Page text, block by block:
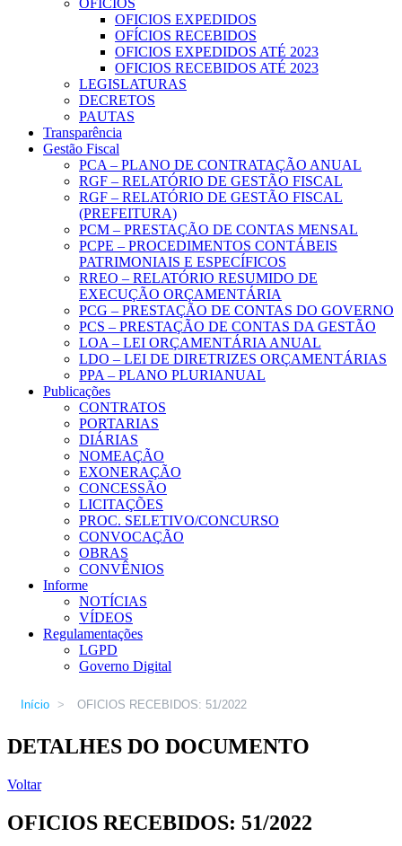
OFICIOS
OFICIOS EXPEDIDOS
OFÍCIOS RECEBIDOS
OFICIOS EXPEDIDOS ATÉ 2023
OFICIOS RECEBIDOS ATÉ 2023
LEGISLATURAS
DECRETOS
PAUTAS
Transparência
Gestão Fiscal
PCA – PLANO DE CONTRATAÇÃO ANUAL
RGF – RELATÓRIO DE GESTÃO FISCAL
RGF – RELATÓRIO DE GESTÃO FISCAL
(PREFEITURA)
PCM – PRESTAÇÃO DE CONTAS MENSAL
PCPE – PROCEDIMENTOS CONTÁBEIS
PATRIMONIAIS E ESPECÍFICOS
RREO – RELATÓRIO RESUMIDO DE
EXECUÇÃO ORÇAMENTÁRIA
PCG – PRESTAÇÃO DE CONTAS DO GOVERNO
PCS – PRESTAÇÃO DE CONTAS DA GESTÃO
LOA – LEI ORÇAMENTÁRIA ANUAL
LDO – LEI DE DIRETRIZES ORÇAMENTÁRIAS
PPA – PLANO PLURIANUAL
Publicações
CONTRATOS
PORTARIAS
DIÁRIAS
NOMEAÇÃO
EXONERAÇÃO
CONCESSÃO
LICITAÇÕES
PROC. SELETIVO/CONCURSO
CONVOCAÇÃO
OBRAS
CONVÊNIOS
Informe
NOTÍCIAS
VÍDEOS
Regulamentações
LGPD
Governo Digital
Início > OFICIOS RECEBIDOS: 51/2022
DETALHES DO DOCUMENTO
Voltar
OFICIOS RECEBIDOS: 51/2022